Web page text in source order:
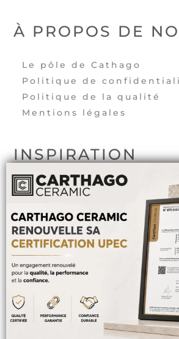
À PROPOS DE
Le pôle de Cathago
Politique de
Politique de la qualité
Mentions légales
INSPIRATION
Extérieur
Chambre à coucher
Cuisine
Salon